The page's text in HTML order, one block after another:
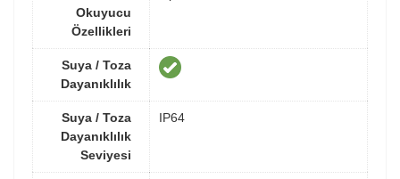
Okuyucu
Özellikleri
Suya / Toza
Dayanıklılık
Suya / Toza
Dayanıklılık
Seviyesi
IP64